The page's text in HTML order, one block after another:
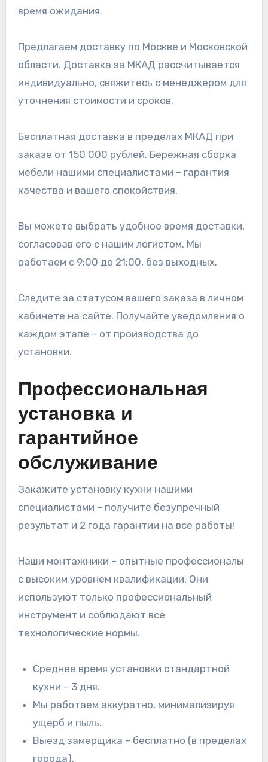
время ожидания.
Предлагаем доставку по Москве и Московской
области. Доставка за МКАД рассчитывается
индивидуально, свяжитесь с менеджером для
уточнения стоимости и сроков.
Бесплатная доставка в пределах МКАД при
заказе от 150 000 рублей. Бережная сборка
мебели нашими специалистами – гарантия
качества и вашего спокойствия.
Вы можете выбрать удобное время доставки,
согласовав его с нашим логистом. Мы
работаем с 9:00 до 21:00, без выходных.
Следите за статусом вашего заказа в личном
кабинете на сайте. Получайте уведомления о
каждом этапе – от производства до
установки.
Профессиональная
установка и
гарантийное
обслуживание
Закажите установку кухни нашими
специалистами – получите безупречный
результат и 2 года гарантии на все работы!
Наши монтажники – опытные профессионалы
с высоким уровнем квалификации. Они
используют только профессиональный
инструмент и соблюдают все
технологические нормы.
Среднее время установки стандартной
кухни – 3 дня.
Мы работаем аккуратно, минимализируя
ущерб и пыль.
Выезд замерщика – бесплатно (в пределах
города).